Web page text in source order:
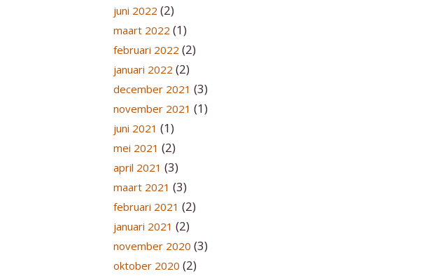
juni 2022 (2)
maart 2022 (1)
februari 2022 (2)
januari 2022 (2)
december 2021 (3)
november 2021 (1)
juni 2021 (1)
mei 2021 (2)
april 2021 (3)
maart 2021 (3)
februari 2021 (2)
januari 2021 (2)
november 2020 (3)
oktober 2020 (2)